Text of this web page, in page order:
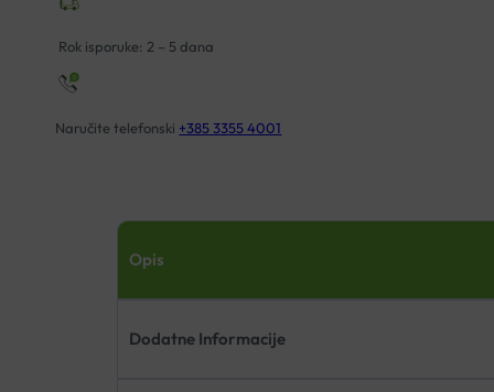
Rok isporuke: 2 – 5 dana
Naručite telefonski +385 3355 4001
Opis
Dodatne Informacije